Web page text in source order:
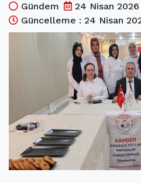
Kültür Sanat(current)
(current)
(current)
(current)
Yerel(current)
İller(current)
Gündem
24 Nisan 2026
Güncelleme : 24 Nisan